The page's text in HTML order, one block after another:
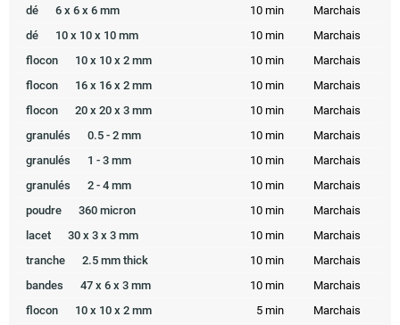
dé 6 x 6 x 6 mm 10 min
Marchais
dé
10 x 10 x 10 mm 10 min
Marchais
flocon
10 x 10 x 2 mm 10 min
Marchais
flocon
16 x 16 x 2 mm 10 min
Marchais
flocon
20 x 20 x 3 mm 10 min
Marchais
granulés
0.5 - 2 mm 10 min
Marchais
granulés
1 - 3 mm 10 min
Marchais
granulés
2 - 4 mm 10 min
Marchais
poudre
360 micron 10 min
Marchais
lacet
30 x 3 x 3 mm 10 min
Marchais
tranche
2.5 mm thick 10 min
Marchais
bandes
47 x 6 x 3 mm 10 min
Marchais
flocon
10 x 10 x 2 mm 5 min
Marchais